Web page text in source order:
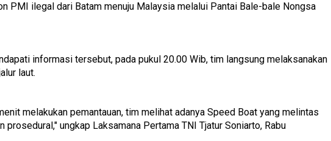
PMI ilegal dari Batam menuju Malaysia melalui Pantai Bale-bale Nongsa
informasi tersebut, pada pukul 20.00 Wib, tim langsung melaksanakan
laut.
melakukan pemantauan, tim melihat adanya Speed Boat yang melintas
ungkap Laksamana Pertama TNI Tjatur Soniarto, Rabu